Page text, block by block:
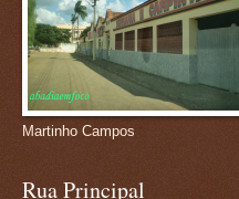
Martinho Campos
Rua Principal